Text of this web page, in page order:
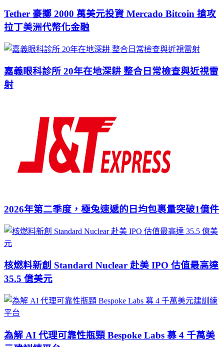
Tether 豪擲 2000 萬美元投資 Mercado Bitcoin 搶攻
拉丁美洲代幣化金融
嘉義眼科診所 20年在地深耕 整合日常檢查與近視雷
射
2026年第二季度，極兔速遞的日均包裹量突破1億件
核燃料新創 Standard Nuclear 赴美 IPO 估值最高達
35.5 億美元
為解 AI 代理可靠性瓶頸 Bespoke Labs 募 4 千萬美